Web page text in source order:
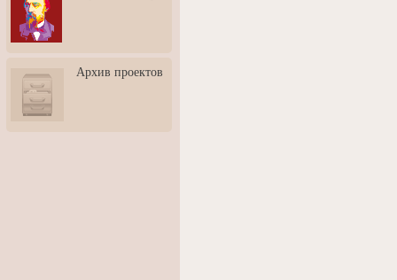
3: Обусловленности
человека и их влияние на
карьеру
скульптором Дмитрием
Тугариновым
АртБульвар в День города
Архив проектов